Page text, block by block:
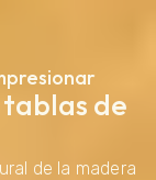
de
de la madera